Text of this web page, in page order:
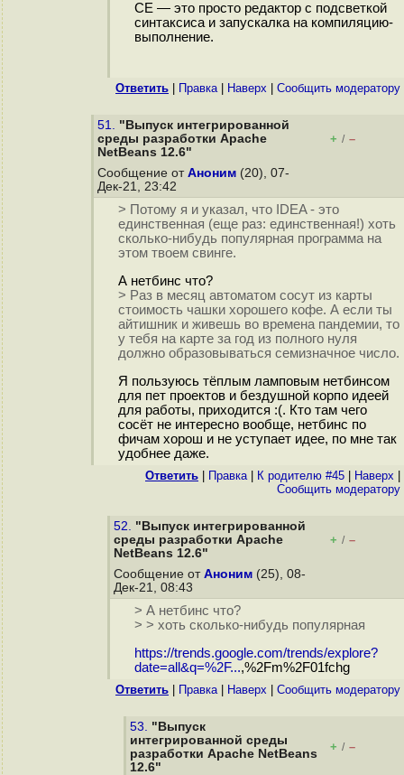
CE — это просто редактор с подсветкой
синтаксиса и запускалка на компиляцию-
выполнение.
Ответить Правка| Наверх Cообщить модератору
51. "Выпуск интегрированной
среды разработки Apache
NetBeans 12.6"
+ / –
Сообщение от Аноним (20), 07-
Дек-21, 23:42
> Потому я и указал, что IDEA - это
единственная (еще раз: единственная!) хоть
сколько-нибудь популярная программа на
этом твоем свинге.
А нетбинс что?
> Раз в месяц автоматом сосут из карты
стоимость чашки хорошего кофе. А если ты
айтишник и живешь во времена пандемии, то
у тебя на карте за год из полного нуля
должно образовываться семизначное число.
Я пользуюсь тёплым ламповым нетбинсом
для пет проектов и бездушной корпо идеей
для работы, приходится :(. Кто там чего
сосёт не интересно вообще, нетбинс по
фичам хорош и не уступает идее, по мне так
удобнее даже.
Ответить Правка| К родителю #45 Наверх
Cообщить модератору
52. "Выпуск интегрированной
среды разработки Apache
NetBeans 12.6"
+ / –
Сообщение от Аноним (25), 08-
Дек-21, 08:43
> А нетбинс что?
> > хоть сколько-нибудь популярная
https://trends.google.com/trends/explore?
date=all&q=%2F...,%2Fm%2F01fchg
Ответить Правка| Наверх Cообщить модератору
53. "Выпуск
интегрированной среды
разработки Apache NetBeans
12.6"
+ / –